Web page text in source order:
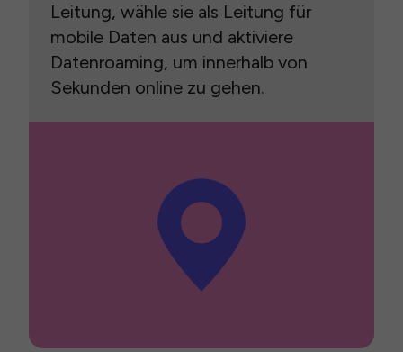
Leitung, wähle sie als Leitung für
mobile Daten aus und aktiviere
Datenroaming, um innerhalb von
Sekunden online zu gehen.